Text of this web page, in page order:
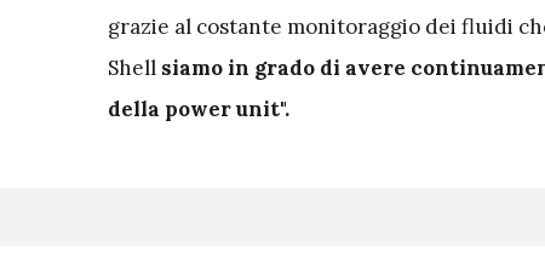
grazie al costante monitoraggio dei fluidi
Shell siamo in grado di avere
della power unit".